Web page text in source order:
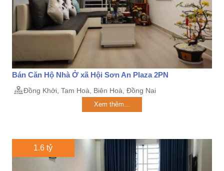
Bán Căn Hộ Nhà Ở xã Hội Sơn An Plaza 2PN
Đồng Khởi, Tam Hoà, Biên Hoà, Đồng Nai
Xem thêm...
1.6 tỷ